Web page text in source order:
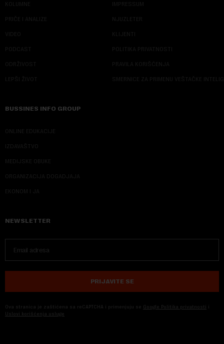
KOLUMNE
PRIČE I ANALIZE
VIDEO
PODCAST
ODRŽIVOST
LEPŠI ŽIVOT
IMPRESSUM
NJUZLETER
KLIJENTI
POLITIKA PRIVATNOSTI
PRAVILA KORIŠĆENJA
SMERNICE ZA PRIMENU VEŠTAČKE
BUSSINES INFO GROUP
ONLINE EDUKACIJE
IZDAVAŠTVO
MEDIJSKE OBUKE
ORGANIZACIJA DOGADJAJA
EKONOM I JA
NEWSLETTER
PRIJAVITE SE
Ova stranica je zaštićena sa reCAPTCHA i primenjuju se Google Politika privatnosti i
Uslovi korišćenja usluge